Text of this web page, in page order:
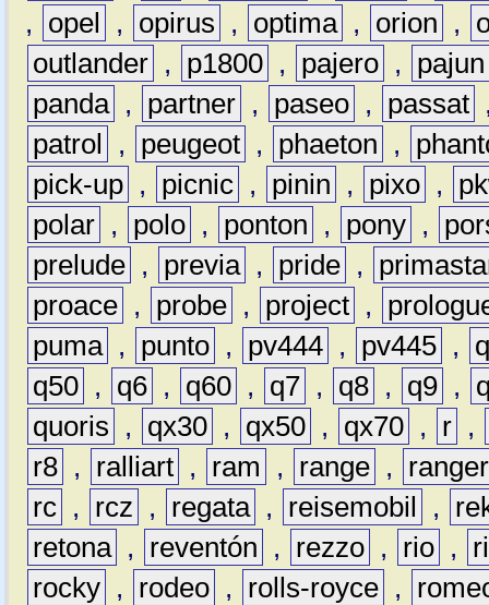
,
opel , opirus , optima , orion ,
outlander , p1800 , pajero ,
pajun
panda , partner , paseo , passat
patrol
, peugeot , phaeton ,
pick-up , picnic , pinin , pixo ,
polar , polo , ponton , pony ,
prelude , previa , pride ,
proace , probe , project ,
puma , punto , pv444 , pv445 ,
q50 , q6 , q60 , q7 , q8 , q9 ,
quoris
, qx30 , qx50 , qx70 , r ,
r8 , ralliart , ram , range ,
ranger
rc , rcz , regata , reisemobil ,
retona , reventón , rezzo , rio ,
rocky , rodeo , rolls-royce ,